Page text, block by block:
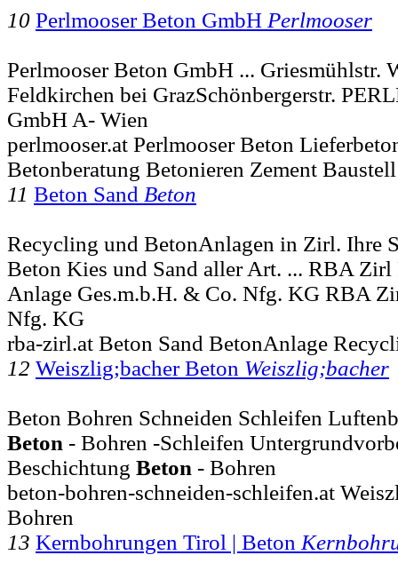
10 Perlmooser Beton GmbH Perlmooser
Perlmooser Beton GmbH ... Griesmühlstr.
Feldkirchen bei GrazSchönbergerstr.
GmbH A- Wien
perlmooser.at Perlmooser Beton
Betonberatung Betonieren Zement Baustell
11 Beton Sand Beton
Recycling und BetonAnlagen in Zirl. Ihre
Beton Kies und Sand aller Art. ... RBA
Anlage Ges.m.b.H. & Co. Nfg. KG RBA
Nfg. KG
rba-zirl.at Beton Sand BetonAnlage
12 Weiszlig;bacher Beton Weiszlig;bacher
Beton Bohren Schneiden Schleifen
Beton - Bohren -Schleifen
Beschichtung Beton - Bohren
beton-bohren-schneiden-schleifen.at
Bohren
13 Kernbohrungen Tirol | Beton